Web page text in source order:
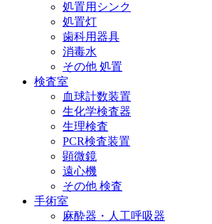
処置用シンク
処置灯
歯科用器具
消毒水
その他 処置
検査室
血球計数装置
生化学検査器
生理検査
PCR検査装置
顕微鏡
遠心機
その他 検査
手術室
麻酔器・人工呼吸器